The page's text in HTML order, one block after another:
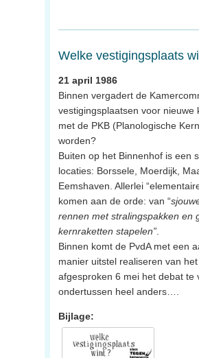
Welke vestigingsplaats
21 april 1986
Binnen vergadert de
vestigingsplaatsen voor
met de PKB (Planologische
worden?
Buiten op het Binnenhof is een
locaties: Borssele, Moerdijk,
Eemshaven. Allerlei
komen aan de orde: van “
rennen met stralingspakken en
kernraketten stapelen”
Binnen komt de PvdA met een
manier uitstel realiseren van
afgesproken 6 mei het debat te
ondertussen heel anders….
Bijlage: